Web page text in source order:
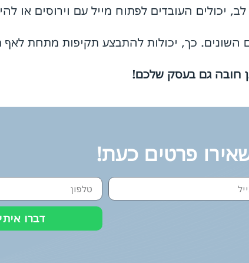
יכולים העובדים לפתוח מייל עם וירוסים או
השונים. כך, יכולות להתבצע תקיפות מתחת לאף
פרטים כעת!
דברו